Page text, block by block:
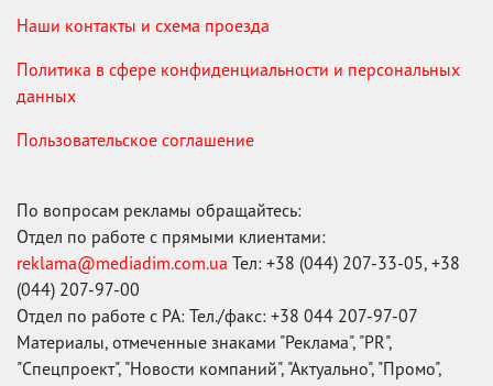
Наши контакты и схема проезда
Политика в сфере конфиденциальности и персональных
данных
Пользовательское соглашение
По вопросам рекламы обращайтесь:
Отдел по работе с прямыми клиентами:
reklama@mediadim.com.ua Тел: +38 (044) 207-33-05, +38
(044) 207-97-00
Отдел по работе с РА: Тел./факс: +38 044 207-97-07
Материалы, отмеченные знаками "Реклама", "PR",
"Спецпроект", "Новости компаний", "Актуально", "Промо",